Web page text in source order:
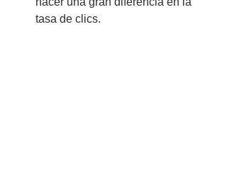
tasa de clics.